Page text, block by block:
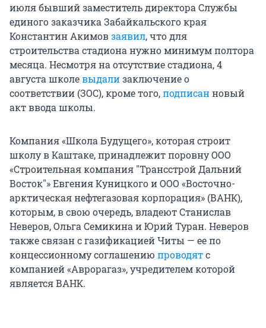
июля бывший заместитель директора Службы
единого заказчика Забайкальского края
Константин Акимовзаявил, что для
строительства стадиона нужно минимум полтора
месяца. Несмотря на отсутствие стадиона, 4
августа школевыдализаключение о
соответствии (ЗОС), кроме того,подписанновый
акт ввода школы.
Компания «Школа Будущего», которая строит
школу в Каштаке, принадлежит поровну ООО
«Строительная компания "Трансстрой Дальний
Восток"» Евгения Куницкого и ООО «Восточно-
арктическая нефтегазовая корпорация» (ВАНК),
которым, в свою очередь, владеют Станислав
Неверов, Ольга Семикина и Юрий Туран. Неверов
также связан с газификацией Читы — ее по
концессионному соглашению проводятс
компанией «Аврорагаз», учредителем которой
является ВАНК.